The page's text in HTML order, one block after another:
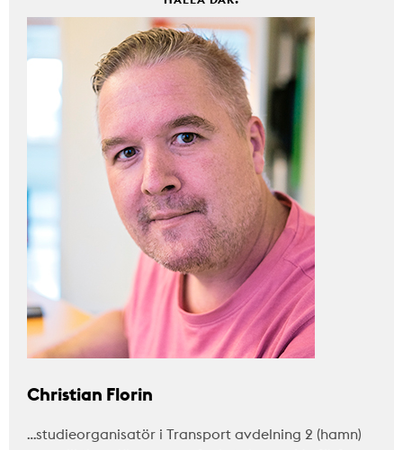
Christian Florin
…studieorganisatör i Transport avdelning 2 (hamn)